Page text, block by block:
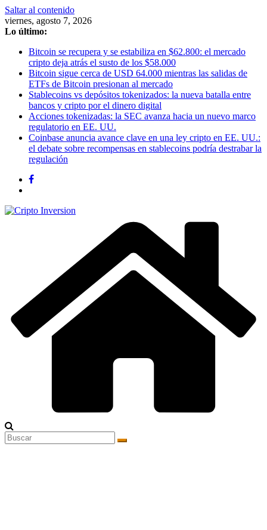
Saltar al contenido
viernes, agosto 7, 2026
Lo último:
Bitcoin se recupera y se estabiliza en $62.800: el mercado
cripto deja atrás el susto de los $58.000
Bitcoin sigue cerca de USD 64.000 mientras las salidas de
ETFs de Bitcoin presionan al mercado
Stablecoins vs depósitos tokenizados: la nueva batalla entre
bancos y cripto por el dinero digital
Acciones tokenizadas: la SEC avanza hacia un nuevo marco
regulatorio en EE. UU.
Coinbase anuncia avance clave en una ley cripto en EE. UU.:
el debate sobre recompensas en stablecoins podría destrabar la
regulación